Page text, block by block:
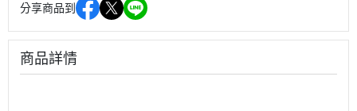
分享商品到
商品詳情